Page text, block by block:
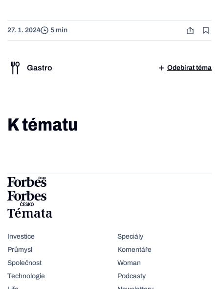
27. 1. 2024 5 min
Gastro Odebírat téma
K tématu
Témata
Investice
Průmysl
Společnost
Technologie
Speciály
Komentáře
Woman
Podcasty